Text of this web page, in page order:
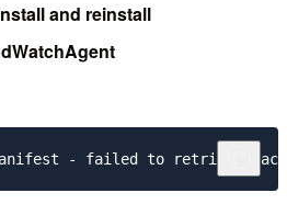
and reinstall